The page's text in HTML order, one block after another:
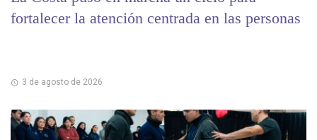
fortalecer la atención centrada en las personas
3 de agosto de 2026